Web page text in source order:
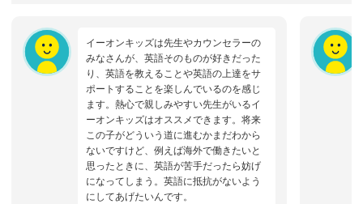
イーオンキッズは先生やカウンセラーの
みなさんが、英語そのものが好きだった
り、英語を教えることや英語の上達をサ
ポートすることを楽しんでいるのを感じ
ます。熱心で親しみやすい先生がいるイ
ーオンキッズはオススメできます。将来
この子がどういう道に進むかまだわから
ないですけど、例えば海外で働きたいと
思ったときに、英語が苦手だったら妨げ
になってしまう。英語に抵抗がないよう
にしてあげたいんです。